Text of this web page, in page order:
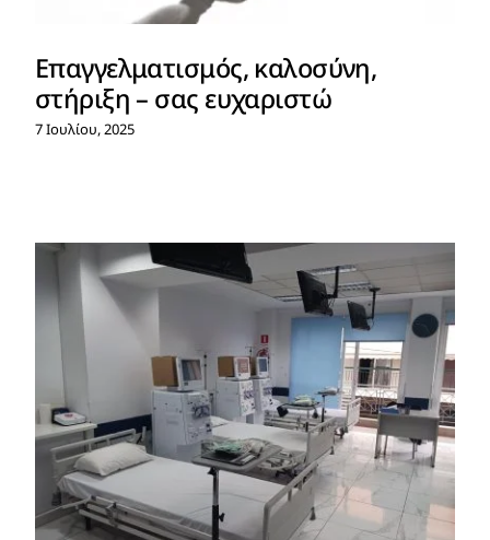
Επαγγελματισμός, καλοσύνη,
στήριξη – σας ευχαριστώ
7 Ιουλίου, 2025